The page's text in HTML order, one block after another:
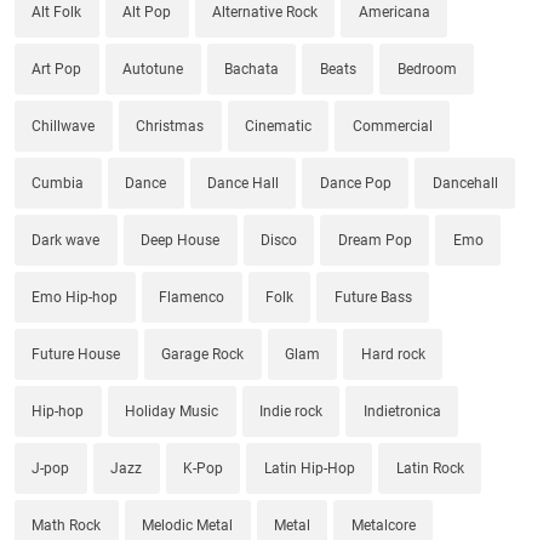
Alt Folk Alt Pop Alternative Rock Americana
Art Pop Autotune Bachata Beats Bedroom
Chillwave Christmas Cinematic Commercial
Cumbia Dance Dance Hall Dance Pop Dancehall
Dark wave Deep House Disco Dream Pop Emo
Emo Hip-hop Flamenco Folk Future Bass
Future House Garage Rock Glam Hard rock
Hip-hop Holiday Music Indie rock Indietronica
J-pop Jazz K-Pop Latin Hip-Hop Latin Rock
Math Rock Melodic Metal Metal Metalcore